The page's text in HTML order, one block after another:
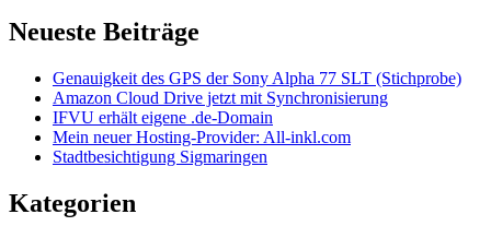
Neueste Beiträge
Genauigkeit des GPS der Sony Alpha 77 SLT (Stichprobe)
Amazon Cloud Drive jetzt mit Synchronisierung
IFVU erhält eigene .de-Domain
Mein neuer Hosting-Provider: All-inkl.com
Stadtbesichtigung Sigmaringen
Kategorien